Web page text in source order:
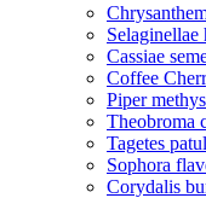
Selaginellae
Cassiae
Coffee
Piper
Theobroma
Tagetes
Sophora
Corydalis